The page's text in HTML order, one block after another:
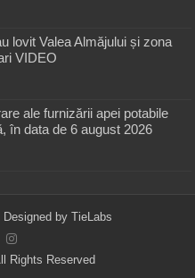
lovit Valea Almăjului și zona
VIDEO
ale furnizării apei potabile
în data de 6 august 2026
by TieLabs
Rights Reserved